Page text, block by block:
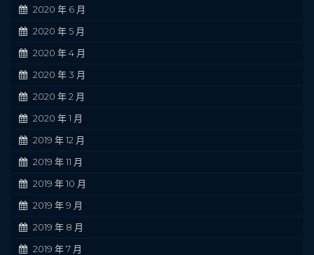
2020 年 6 月
2020 年 5 月
2020 年 4 月
2020 年 3 月
2020 年 2 月
2020 年 1 月
2019 年 12 月
2019 年 11 月
2019 年 10 月
2019 年 9 月
2019 年 8 月
2019 年 7 月